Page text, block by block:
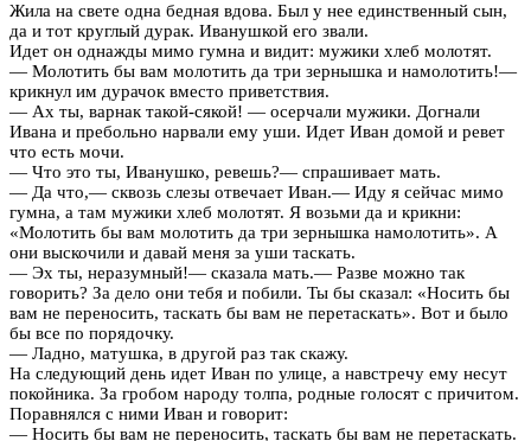
Жила на свете одна бедная вдова. Был у нее единственный сын,
да и тот круглый дурак. Иванушкой его звали.
Идет он однажды мимо гумна и видит: мужики хлеб молотят.
— Молотить бы вам молотить да три зернышка и намолотить!—
крикнул им дурачок вместо приветствия.
— Ах ты, варнак такой-сякой! — осерчали мужики. Догнали
Ивана и пребольно нарвали ему уши. Идет Иван домой и ревет
что есть мочи.
— Что это ты, Иванушко, ревешь?— спрашивает мать.
— Да что,— сквозь слезы отвечает Иван.— Иду я сейчас мимо
гумна, а там мужики хлеб молотят. Я возьми да и крикни:
«Молотить бы вам молотить да три зернышка намолотить». А
они выскочили и давай меня за уши таскать.
— Эх ты, неразумный!— сказала мать.— Разве можно так
говорить? За дело они тебя и побили. Ты бы сказал: «Носить бы
вам не переносить, таскать бы вам не перетаскать». Вот и было
бы все по порядочку.
— Ладно, матушка, в другой раз так скажу.
На следующий день идет Иван по улице, а навстречу ему несут
покойника. За гробом народу толпа, родные голосят с причитом.
Поравнялся с ними Иван и говорит:
— Носить бы вам не переносить, таскать бы вам не перетаскать.